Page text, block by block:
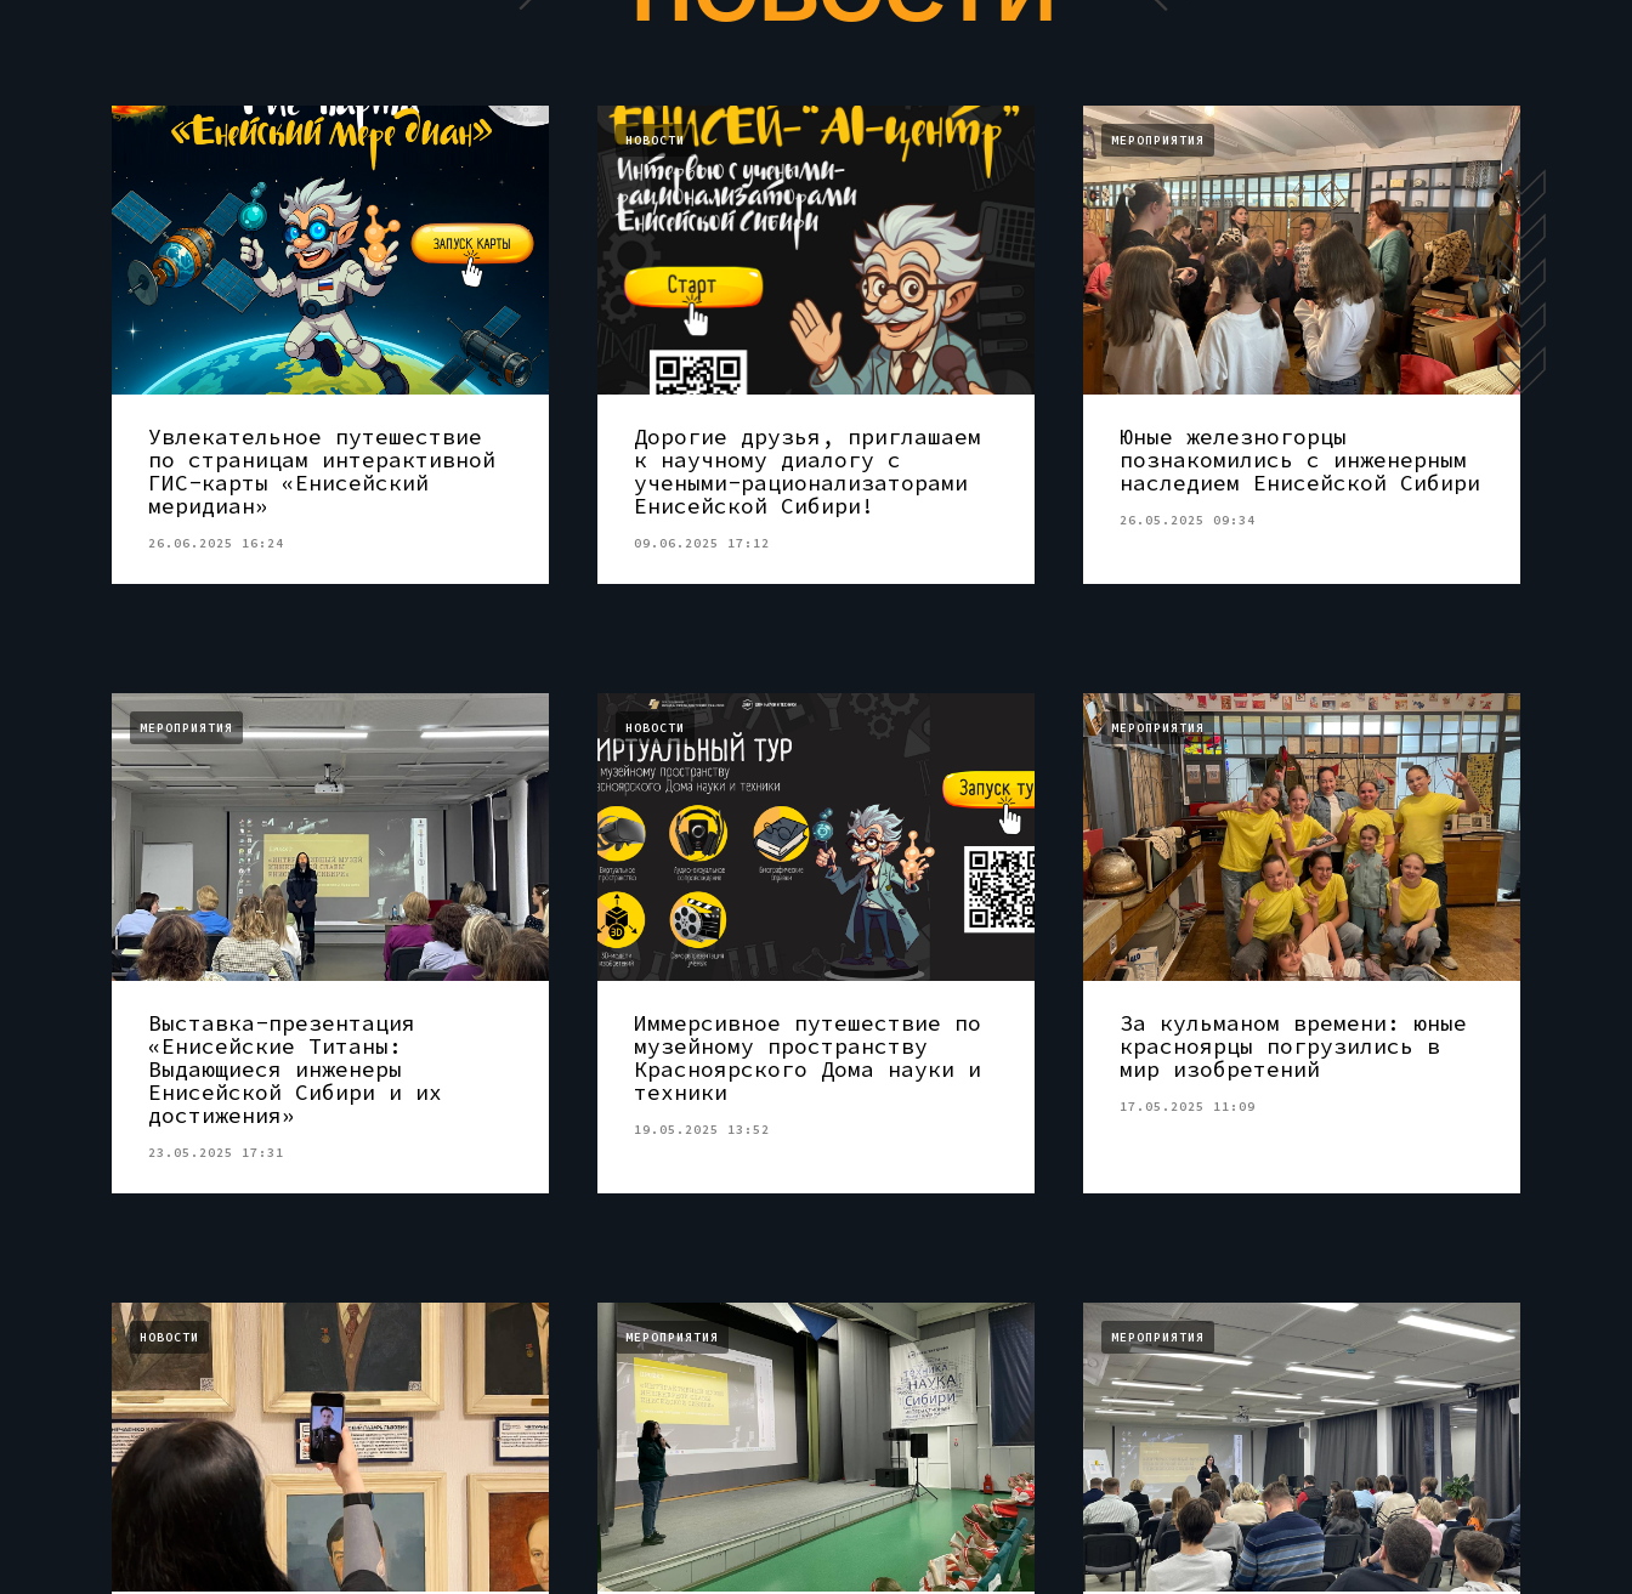
Увлекательное путешествие
по страницам интерактивной
ГИС-карты «Енисейский
меридиан»
26.06.2025 16:24
НОВОСТИ
Дорогие друзья, приглашаем
к научному диалогу с
учеными-рационализаторами
Енисейской Сибири!
09.06.2025 17:12
МЕРОПРИЯТИЯ
Юные железногорцы
познакомились с инженерным
наследием Енисейской Сибири
26.05.2025 09:34
МЕРОПРИЯТИЯ
Выставка-презентация
«Енисейские Титаны:
Выдающиеся инженеры
Енисейской Сибири и их
достижения»
23.05.2025 17:31
НОВОСТИ
Иммерсивное путешествие по
музейному пространству
Красноярского Дома науки и
техники
19.05.2025 13:52
МЕРОПРИЯТИЯ
За кульманом времени: юные
красноярцы погрузились в
мир изобретений
17.05.2025 11:09
НОВОСТИ МЕРОПРИЯТИЯ МЕРОПРИЯТИЯ